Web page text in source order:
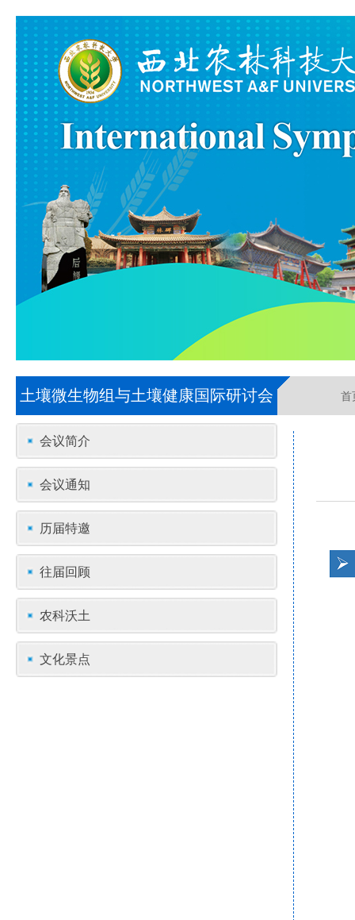
土壤微生物组与土壤健康国际研讨会 首
会议简介
会议通知
历届特邀
往届回顾
农科沃土
文化景点